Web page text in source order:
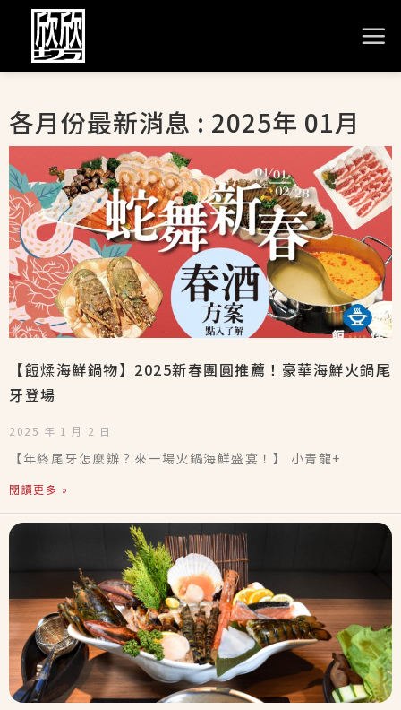
各月份最新消息 : 2025年 01月
【餖煣海鮮鍋物】2025新春團圓推薦！豪華海鮮火鍋尾
牙登場
2025 年 1 月 2 日
【年終尾牙怎麼辦？來一場火鍋海鮮盛宴！】 小青龍+
閱讀更多 »